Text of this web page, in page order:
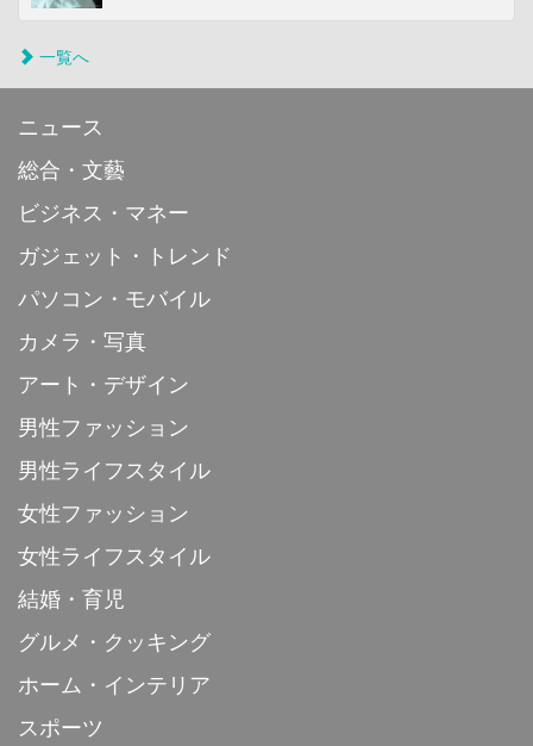
一覧へ
ニュース
総合・文藝
ビジネス・マネー
ガジェット・トレンド
パソコン・モバイル
カメラ・写真
アート・デザイン
男性ファッション
男性ライフスタイル
女性ファッション
女性ライフスタイル
結婚・育児
グルメ・クッキング
ホーム・インテリア
スポーツ